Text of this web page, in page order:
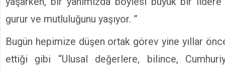
gurur ve mutluluğunu yaşıyor. ”
Bugün hepimize düşen ortak görev yine yıllar
ettiği gibi “Ulusal değerlere, bilince,